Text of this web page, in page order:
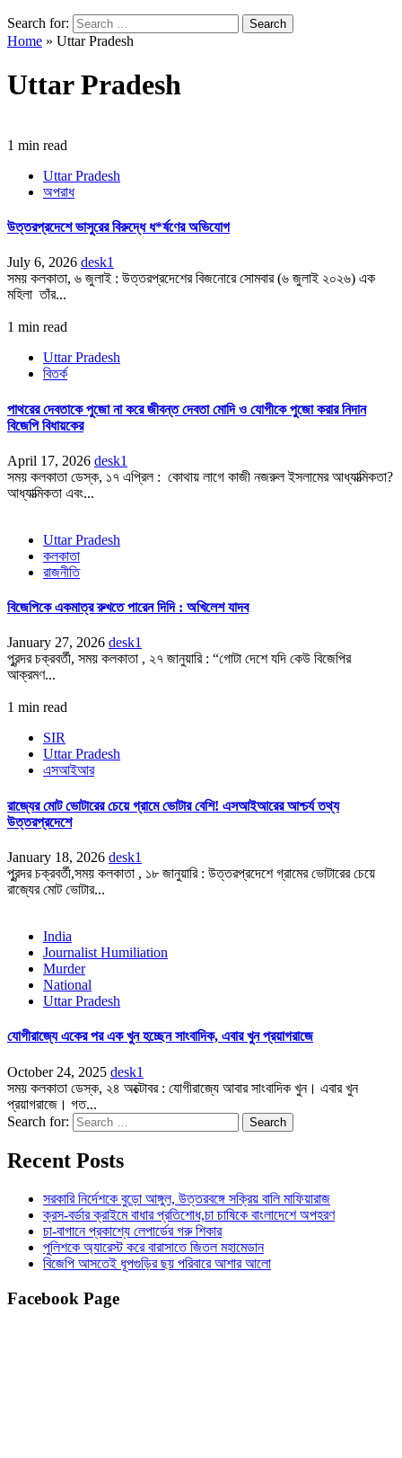
Search for:
Home » Uttar Pradesh
Uttar Pradesh
1 min read
Uttar Pradesh
অপরাধ
উত্তরপ্রদেশে ভাসুরের বিরুদ্ধে ধ*র্ষণের অভিযোগ
July 6, 2026 desk1
সময় কলকাতা, ৬ জুলাই : উত্তরপ্রদেশের বিজনোরে সোমবার (৬ জুলাই ২০২৬) এক
মহিলা তাঁর...
1 min read
Uttar Pradesh
বিতর্ক
পাথরের দেবতাকে পুজো না করে জীবন্ত দেবতা মোদি ও যোগীকে পুজো করার নিদান
বিজেপি বিধায়কের
April 17, 2026 desk1
সময় কলকাতা ডেস্ক, ১৭ এপ্রিল : কোথায় লাগে কাজী নজরুল ইসলামের আধ্যাত্মিকতা?
আধ্যাত্মিকতা এবং...
Uttar Pradesh
কলকাতা
রাজনীতি
বিজেপিকে একমাত্র রুখতে পারেন দিদি : অখিলেশ যাদব
January 27, 2026 desk1
পুরন্দর চক্রবর্তী, সময় কলকাতা , ২৭ জানুয়ারি : “গোটা দেশে যদি কেউ বিজেপির
আক্রমণ...
1 min read
SIR
Uttar Pradesh
এসআইআর
রাজ্যের মোট ভোটারের চেয়ে গ্রামে ভোটার বেশি! এসআইআরের আশ্চর্য তথ্য
উত্তরপ্রদেশে
January 18, 2026 desk1
পুরন্দর চক্রবর্তী,সময় কলকাতা , ১৮ জানুয়ারি : উত্তরপ্রদেশে গ্রামের ভোটারের চেয়ে
রাজ্যের মোট ভোটার...
India
Journalist Humiliation
Murder
National
Uttar Pradesh
যোগীরাজ্যে একের পর এক খুন হচ্ছেন সাংবাদিক, এবার খুন প্রয়াগরাজে
October 24, 2025 desk1
সময় কলকাতা ডেস্ক, ২৪ অক্টোবর : যোগীরাজ্যে আবার সাংবাদিক খুন। এবার খুন
প্রয়াগরাজে। গত...
Search for:
Recent Posts
সরকারি নির্দেশকে বুড়ো আঙ্গুল, উত্তরবঙ্গে সক্রিয় বালি মাফিয়ারাজ
ক্রস-বর্ডার ক্রাইমে বাধার প্রতিশোধ,চা চাষিকে বাংলাদেশে অপহরণ
চা-বাগানে প্রকাশ্যে লেপার্ডের গরু শিকার
পুলিশকে অ্যারেস্ট করে বারাসাতে জিতল মহামেডান
বিজেপি আসতেই ধূপগুড়ির ছয় পরিবারে আশার আলো
Facebook Page